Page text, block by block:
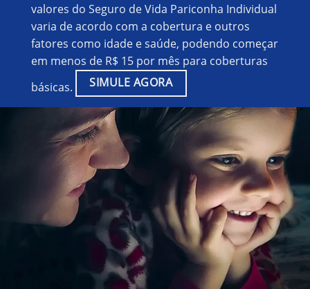
valores do Seguro de Vida Pariconha Individual
varia de acordo com a cobertura e outros
fatores como idade e saúde, podendo começar
em menos de R$ 15 por mês para coberturas
básicas.
SIMULE AGORA